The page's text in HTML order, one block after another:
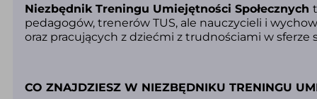
Niezbędnik Treningu Umiejętności Społecznych
pedagogów, trenerów TUS, ale nauczycieli i
oraz pracujących z dziećmi z trudnościami w sferze
CO ZNAJDZIESZ W NIEZBĘDNIKU TRENINGU